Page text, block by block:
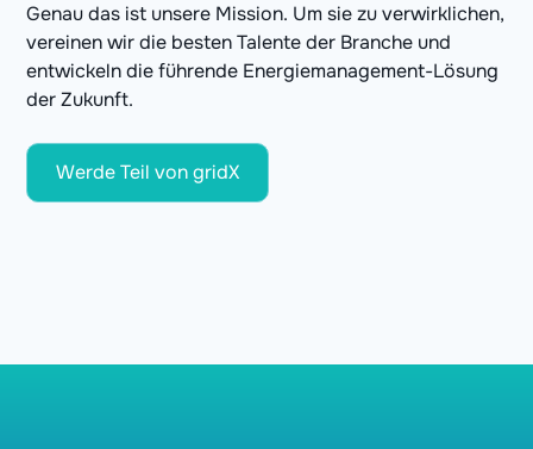
Genau das ist unsere Mission. Um sie zu verwirklichen,
vereinen wir die besten Talente der Branche und
entwickeln die führende Energiemanagement-Lösung
der Zukunft.
Werde Teil von gridX